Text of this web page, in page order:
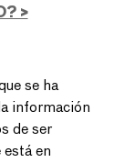
>
se ha
información
de ser
en